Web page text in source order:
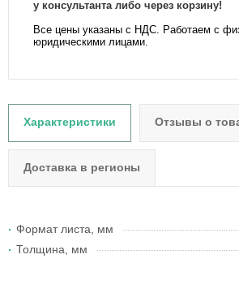
у консультанта либо через корзину!
Все цены указаны с НДС. Работаем с
юридическими лицами.
Характеристики Отзывы о
Доставка в регионы
Формат листа, мм
Толщина, мм